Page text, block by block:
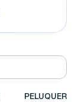
PELUQUERIA